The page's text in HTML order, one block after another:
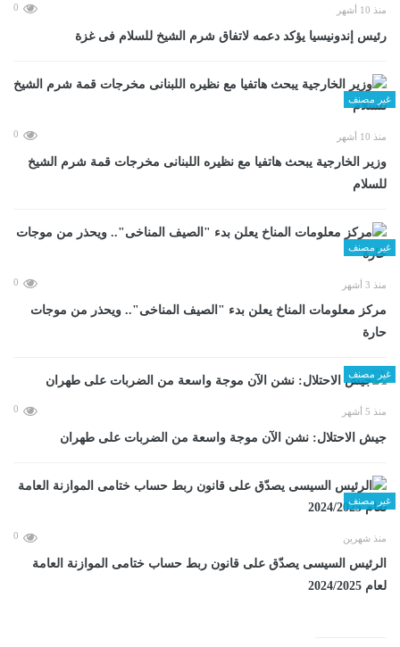
منذ 10 أشهر 0
رئيس إندونيسيا يؤكد دعمه لاتفاق شرم الشيخ للسلام فى غزة
غير مصنف
منذ 10 أشهر 0
وزير الخارجية يبحث هاتفيا مع نظيره اللبنانى مخرجات قمة شرم الشيخ
للسلام
غير مصنف
منذ 3 أشهر 0
مركز معلومات المناخ يعلن بدء "الصيف المناخى".. ويحذر من موجات
حارة
غير مصنف
منذ 5 أشهر 0
جيش الاحتلال: نشن الآن موجة واسعة من الضربات على طهران
غير مصنف
منذ شهرين 0
الرئيس السيسى يصدّق على قانون ربط حساب ختامى الموازنة العامة
لعام 2024/2025